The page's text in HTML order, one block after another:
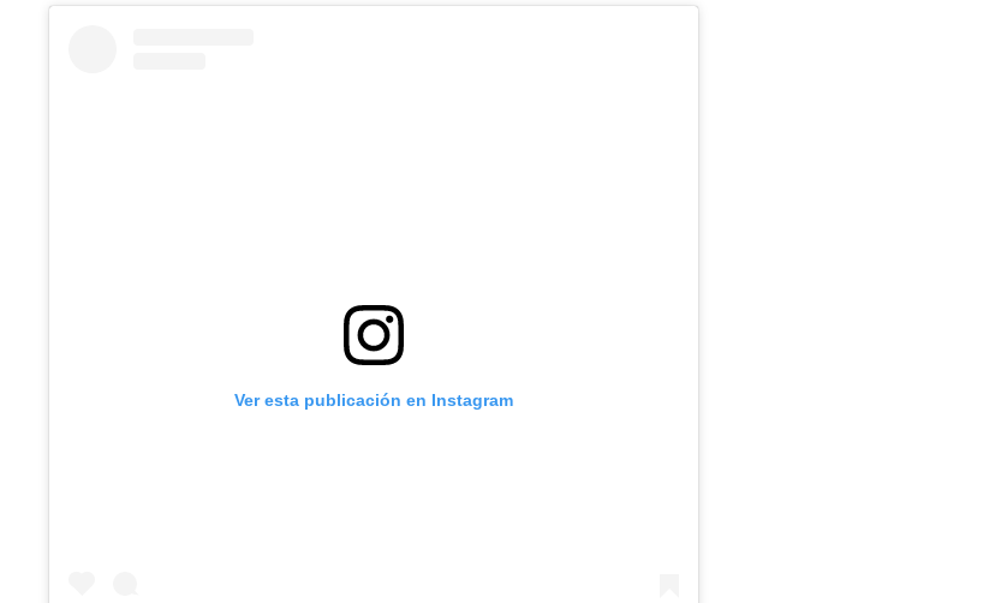
Ver esta publicación en Instagram